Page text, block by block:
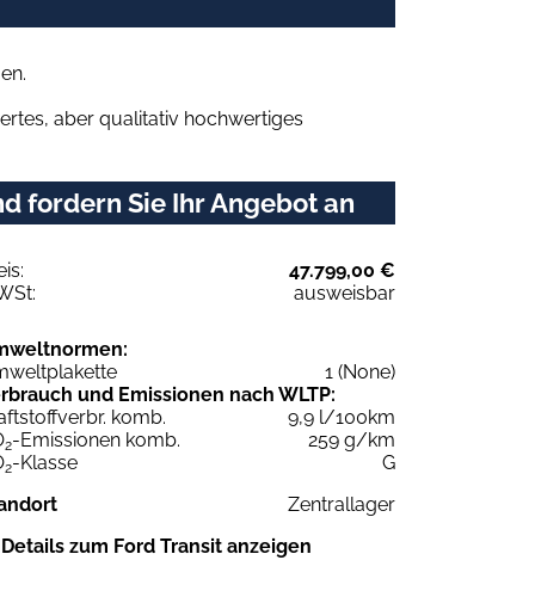
aber qualitativ hochwertiges
fordern Sie Ihr Angebot an
47.799,00 €
ausweisbar
1 (None)
und Emissionen nach WLTP:
komb.
9,9 l/100km
2-Emissionen komb.
259 g/km
2-Klasse
G
Zentrallager
zum Ford Transit anzeigen